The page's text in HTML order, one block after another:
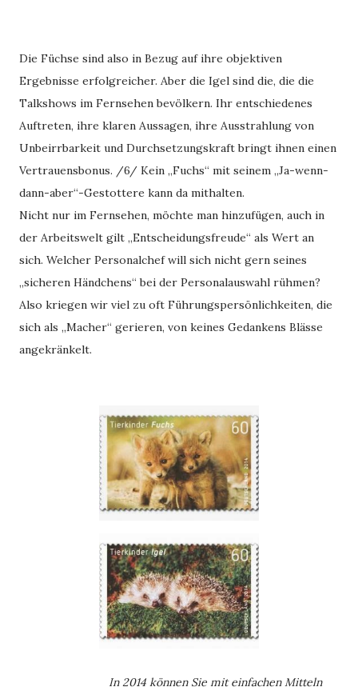
Die Füchse sind also in Bezug auf ihre objektiven
Ergebnisse erfolgreicher. Aber die Igel sind die, die die
Talkshows im Fernsehen bevölkern. Ihr entschiedenes
Auftreten, ihre klaren Aussagen, ihre Ausstrahlung von
Unbeirrbarkeit und Durchsetzungskraft bringt ihnen einen
Vertrauensbonus. /6/ Kein „Fuchs“ mit seinem „Ja-wenn-
dann-aber“-Gestottere kann da mithalten.
Nicht nur im Fernsehen, möchte man hinzufügen, auch in
der Arbeitswelt gilt „Entscheidungsfreude“ als Wert an
sich. Welcher Personalchef will sich nicht gern seines
„sicheren Händchens“ bei der Personalauswahl rühmen?
Also kriegen wir viel zu oft Führungspersönlichkeiten, die
sich als „Macher“ gerieren, von keines Gedankens Blässe
angekränkelt.
In 2014 können Sie mit einfachen Mitteln